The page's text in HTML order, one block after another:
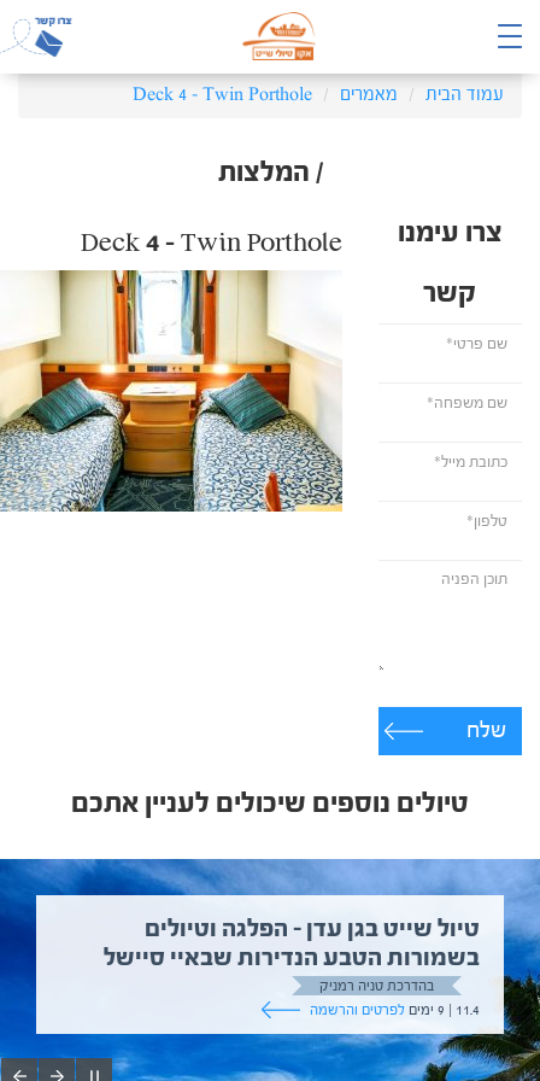
עמוד הבית מאמרים Deck 4 – Twin Porthole
/ המלצות
צרו עימנו
קשר
שלח
Deck 4 – Twin Porthole
טיולים נוספים שיכולים לעניין אתכם
טיול שייט בגן עדן – הפלגה וטיולים
בשמורות הטבע הנדירות שבאיי סיישל
בהדרכת טניה רמניק
11.4 | 9 ימים
לפרטים והרשמה